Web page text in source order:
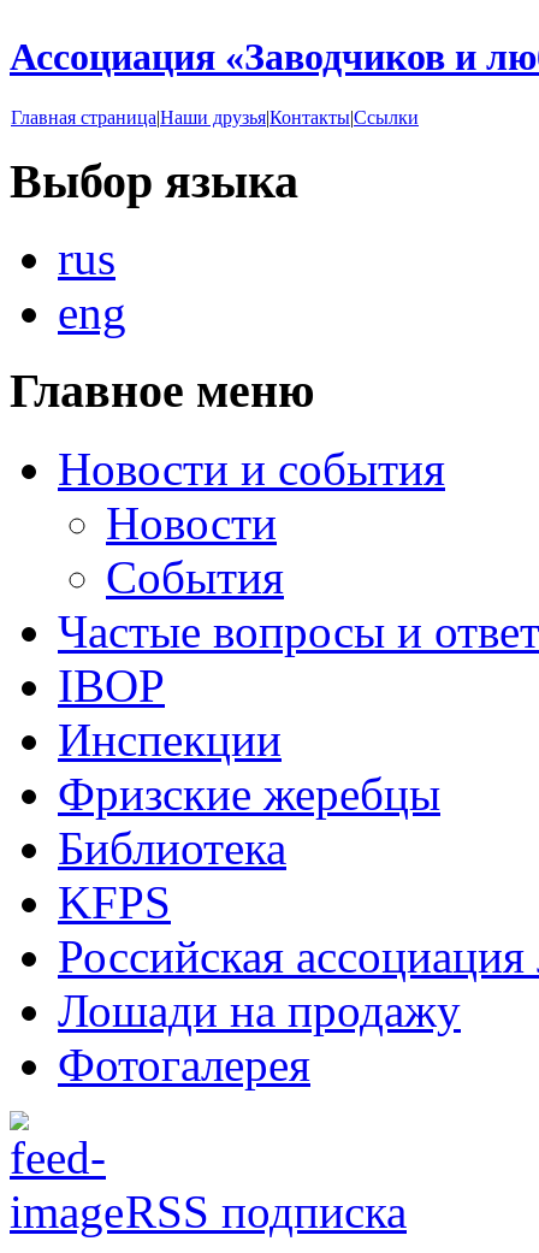
Ассоциация «Заводчиков и
Главная страница|Наши друзья|Контакты|Ссылки
Выбор языка
rus
eng
Главное меню
Новости и события
Новости
События
Частые вопросы и
IBOP
Инспекции
Фризские жеребцы
Библиотека
KFPS
Российская
Лошади на продажу
Фотогалерея
RSS подписка